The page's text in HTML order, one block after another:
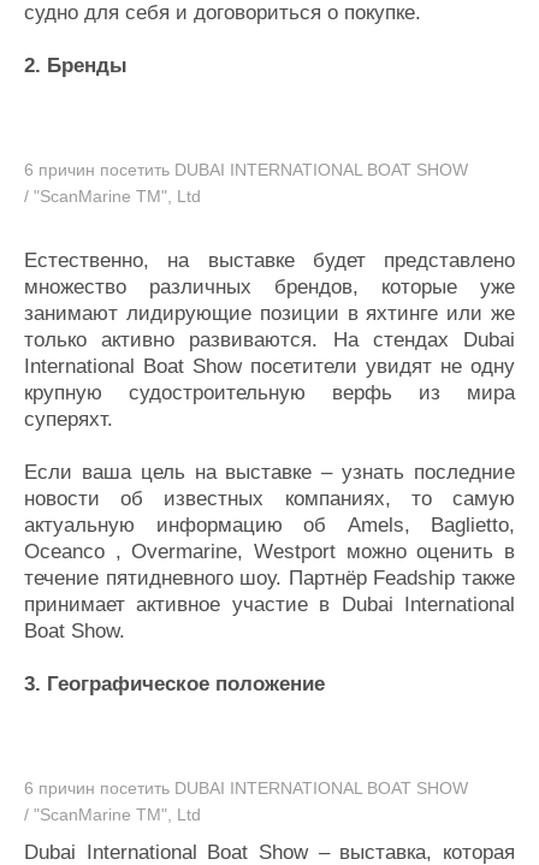
судно для себя и договориться о покупке.
2. Бренды
6 причин посетить DUBAI INTERNATIONAL BOAT SHOW
/ "ScanMarine TM", Ltd
Естественно, на выставке будет представлено
множество различных брендов, которые уже
занимают лидирующие позиции в яхтинге или же
только активно развиваются. На стендах Dubai
International Boat Show посетители увидят не одну
крупную судостроительную верфь из мира
суперяхт.
Если ваша цель на выставке – узнать последние
новости об известных компаниях, то самую
актуальную информацию об Amels, Baglietto,
Oceanco , Overmarine, Westport можно оценить в
течение пятидневного шоу. Партнёр Feadship также
принимает активное участие в Dubai International
Boat Show.
3. Географическое положение
6 причин посетить DUBAI INTERNATIONAL BOAT SHOW
/ "ScanMarine TM", Ltd
Dubai International Boat Show – выставка, которая